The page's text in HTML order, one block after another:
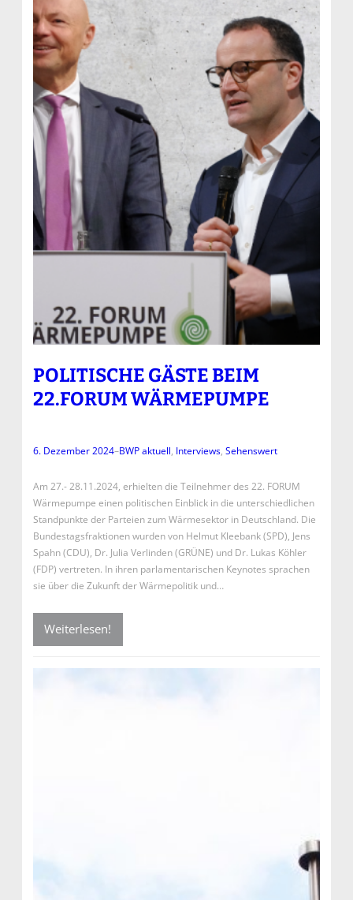
POLITISCHE GÄSTE BEIM
22.FORUM WÄRMEPUMPE
6. Dezember 2024–BWP aktuell, Interviews, Sehenswert
Am 27.- 28.11.2024, erhielten die Teilnehmer des 22. FORUM
Wärmepumpe einen politischen Einblick in die unterschiedlichen
Standpunkte der Parteien zum Wärmesektor in Deutschland. Die
Bundestagsfraktionen wurden von Helmut Kleebank (SPD), Jens
Spahn (CDU), Dr. Julia Verlinden (GRÜNE) und Dr. Lukas Köhler
(FDP) vertreten. In ihren parlamentarischen Keynotes sprachen
sie über die Zukunft der Wärmepolitik und…
Weiterlesen!